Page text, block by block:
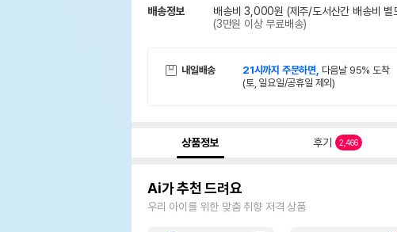
배송정보 배송비 3,000원 (제주/도서산간 배송비 별
(3만원 이상 무료배송)
내일배송 21시까지 주문하면, 다음날 95% 도착
(토, 일요일/공휴일 제외)
상품정보 후기 2,466
Ai가 추천 드려요
우리 아이를 위한 맞춤 취향 저격 상품